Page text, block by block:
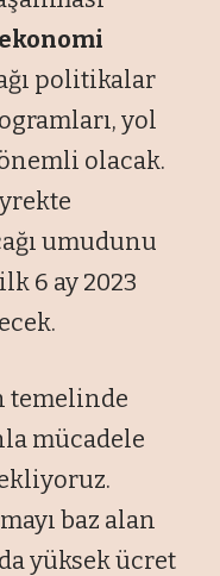
ekonomi
politikalar
yol
olacak.
umudunu
6 ay 2023
temelinde
mücadele
baz alan
yüksek ücret